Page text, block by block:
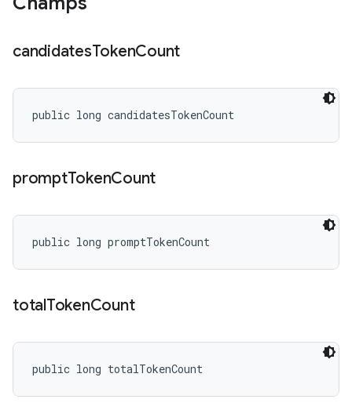
candidatesTokenCount
public long candidatesTokenCount
promptTokenCount
public long promptTokenCount
totalTokenCount
public long totalTokenCount